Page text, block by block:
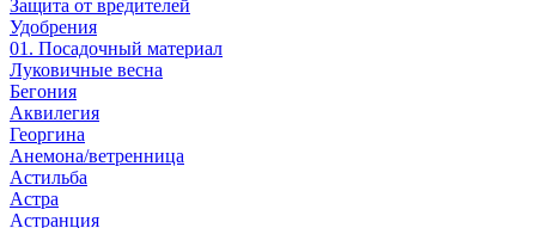
Защита от вредителей
Удобрения
01. Посадочный материал
Луковичные весна
Бегония
Аквилегия
Георгина
Анемона/ветренница
Астильба
Астра
Астранция